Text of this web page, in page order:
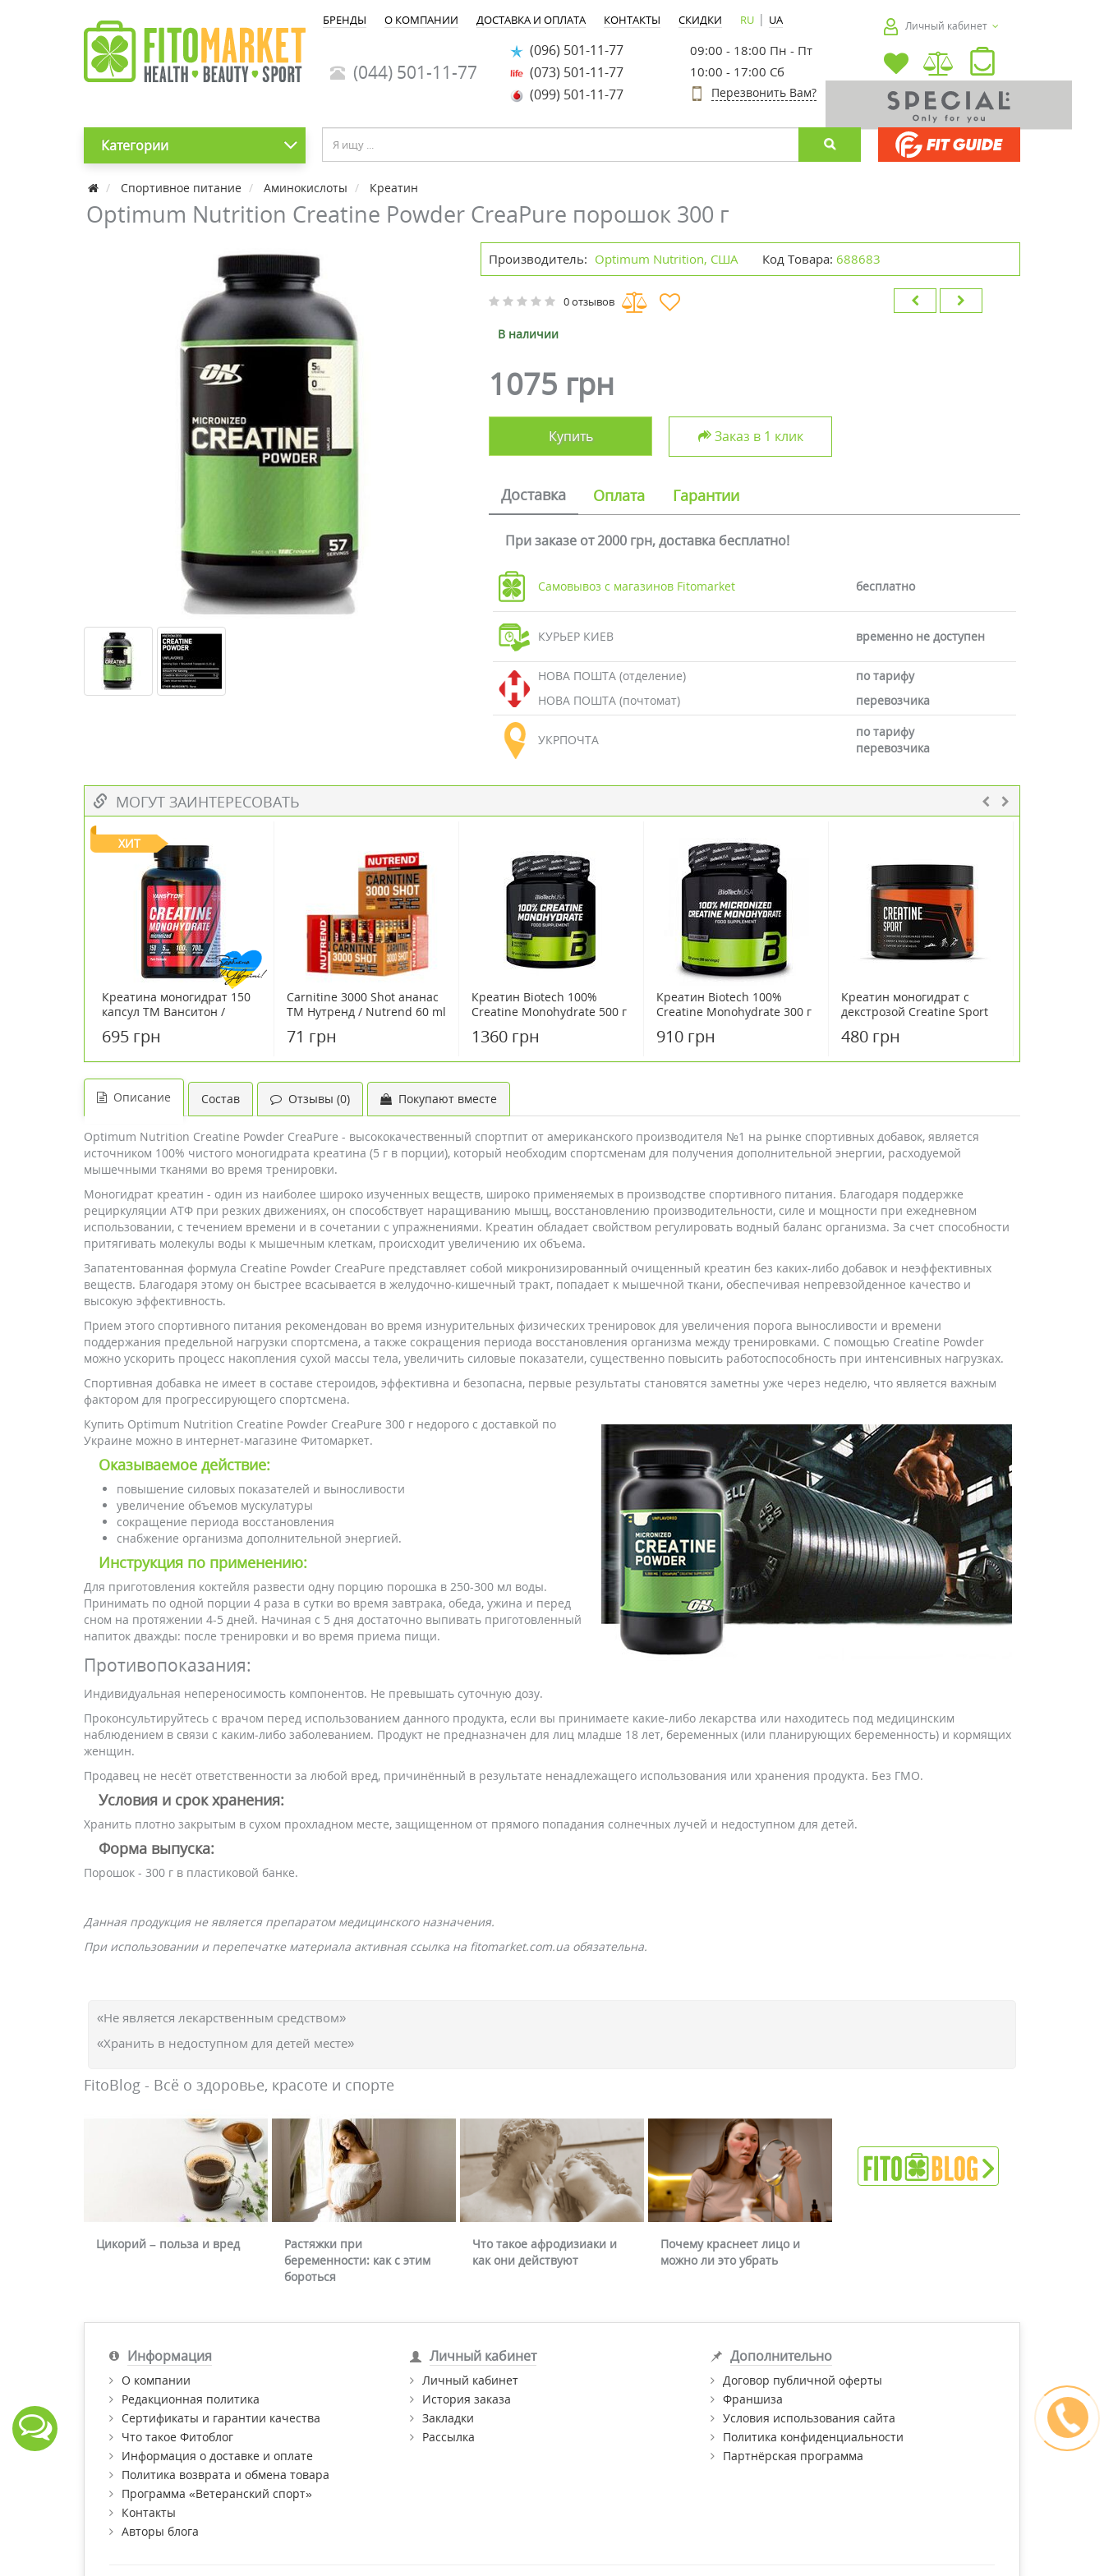
БРЕНДЫ О КОМПАНИИ ДОСТАВКА И ОПЛАТА КОНТАКТЫ СКИДКИ RU | UA
(044) 501-11-77
(096) 501-11-77
(073) 501-11-77
(099) 501-11-77
09:00 - 18:00 Пн - Пт
10:00 - 17:00 Сб
Перезвонить Вам?
Личный кабинет
Категории
Спортивное питание Аминокислоты Креатин
Optimum Nutrition Creatine Powder CreaPure порошок 300 г
Производитель: Optimum Nutrition, США Код Товара: 688683
0 отзывов
В наличии
1075 грн
Купить Заказ в 1 клик
Доставка Оплата Гарантии
При заказе от 2000 грн, доставка бесплатно!
Самовывоз с магазинов Fitomarket бесплатно
КУРЬЕР КИЕВ временно не доступен
НОВА ПОШТА (отделение)
по тарифу
НОВА ПОШТА (почтомат)
перевозчика
УКРПОЧТА
по тарифу
перевозчика
МОГУТ ЗАИНТЕРЕСОВАТЬ
ХИТ
Креатина моногидрат 150
капсул ТМ Ванситон /
695 грн
Carnitine 3000 Shot ананас
ТМ Нутренд / Nutrend 60 ml
71 грн
Креатин Biotech 100%
Creatine Monohydrate 500 г
1360 грн
Креатин Biotech 100%
Creatine Monohydrate 300 г
910 грн
Креатин моногидрат с
декстрозой Creatine Sport
Nutrition 300 г
480 грн
Описание Состав Отзывы (0) Покупают вместе
Optimum Nutrition Creatine Powder CreaPure - высококачественный спортпит от американского производителя №1 на рынке спортивных добавок, является
источником 100% чистого моногидрата креатина (5 г в порции), который необходим спортсменам для получения дополнительной энергии, расходуемой
мышечными тканями во время тренировки.
Моногидрат креатин - один из наиболее широко изученных веществ, широко применяемых в производстве спортивного питания. Благодаря поддержке
рециркуляции АТФ при резких движениях, он способствует наращиванию мышц, восстановлению производительности, силе и мощности при ежедневном
использовании, с течением времени и в сочетании с упражнениями. Креатин обладает свойством регулировать водный баланс организма. За счет способности
притягивать молекулы воды к мышечным клеткам, происходит увеличению их объема.
Запатентованная формула Creatine Powder CreaPure представляет собой микронизированный очищенный креатин без каких-либо добавок и неэффективных
веществ. Благодаря этому он быстрее всасывается в желудочно-кишечный тракт, попадает к мышечной ткани, обеспечивая непревзойденное качество и
высокую эффективность.
Прием этого спортивного питания рекомендован во время изнурительных физических тренировок для увеличения порога выносливости и времени
поддержания предельной нагрузки спортсмена, а также сокращения периода восстановления организма между тренировками. С помощью Creatine Powder
можно ускорить процесс накопления сухой массы тела, увеличить силовые показатели, существенно повысить работоспособность при интенсивных нагрузках.
Спортивная добавка не имеет в составе стероидов, эффективна и безопасна, первые результаты становятся заметны уже через неделю, что является важным
фактором для прогрессирующего спортсмена.
Купить Optimum Nutrition Creatine Powder CreaPure 300 г недорого с доставкой по
Украине можно в интернет-магазине Фитомаркет.
Оказываемое действие:
повышение силовых показателей и выносливости
увеличение объемов мускулатуры
сокращение периода восстановления
снабжение организма дополнительной энергией.
Инструкция по применению:
Для приготовления коктейля развести одну порцию порошка в 250-300 мл воды.
Принимать по одной порции 4 раза в сутки во время завтрака, обеда, ужина и перед
сном на протяжении 4-5 дней. Начиная с 5 дня достаточно выпивать приготовленный
напиток дважды: после тренировки и во время приема пищи.
Противопоказания:
Индивидуальная непереносимость компонентов. Не превышать суточную дозу.
Проконсультируйтесь с врачом перед использованием данного продукта, если вы принимаете какие-либо лекарства или находитесь под медицинским
наблюдением в связи с каким-либо заболеванием. Продукт не предназначен для лиц младше 18 лет, беременных (или планирующих беременность) и кормящих
женщин.
Продавец не несёт ответственности за любой вред, причинённый в результате ненадлежащего использования или хранения продукта. Без ГМО.
Условия и срок хранения:
Хранить плотно закрытым в сухом прохладном месте, защищенном от прямого попадания солнечных лучей и недоступном для детей.
Форма выпуска:
Порошок - 300 г в пластиковой банке.
Данная продукция не является препаратом медицинского назначения.
При использовании и перепечатке материала активная ссылка на fitomarket.com.ua обязательна.
«Не является лекарственным средством»
«Хранить в недоступном для детей месте»
FitoBlog - Всё о здоровье, красоте и спорте
Цикорий – польза и вред
Растяжки при
беременности: как с этим
бороться
Что такое афродизиаки и
как они действуют
Почему краснеет лицо и
можно ли это убрать
Информация
О компании
Редакционная политика
Сертификаты и гарантии качества
Что такое Фитоблог
Информация о доставке и оплате
Политика возврата и обмена товара
Программа «Ветеранский спорт»
Контакты
Авторы блога
Личный кабинет
Личный кабинет
История заказа
Закладки
Рассылка
Дополнительно
Договор публичной оферты
Франшиза
Условия использования сайта
Политика конфиденциальности
Партнёрская программа